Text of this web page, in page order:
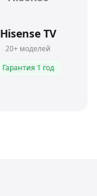
Hisense TV
20+ моделей
Гарантия 1 год